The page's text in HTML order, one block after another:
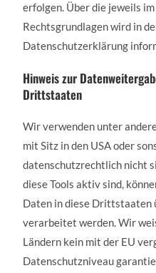
erfolgen. Über die jeweils
Rechtsgrundlagen wird in
Datenschutzerklärung
Hinweis zur
Drittstaaten
Wir verwenden unter
mit Sitz in den USA oder
datenschutzrechtlich nicht
diese Tools aktiv sind,
Daten in diese Drittstaaten
verarbeitet werden. Wir
Ländern kein mit der EU
Datenschutzniveau